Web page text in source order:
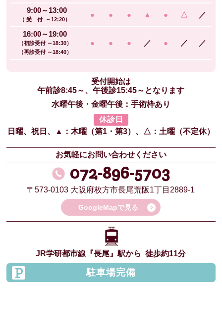
9:00～13:00
（ 受 付 ～12:20）
● ● ● ▲ ● △ ／
16:00～19:00
（初診受付 ～18:30）
（再診受付 ～18:40）
● ● ● ／ ● ／ ／
受付開始は
午前診8:45～、午後診15:45～となります
水曜午後・金曜午後：手術枠あり
休診日
日曜、祝日、
▲：木曜（第1・第3）、 △：土曜（不定休）
お気軽にお問い合わせください
072-896-5703
〒573-0103 大阪府枚方市長尾荒阪1丁目2889-1
GoogleMapで見る
JR学研都市線 『長尾』駅から徒歩約11分
駐車場完備